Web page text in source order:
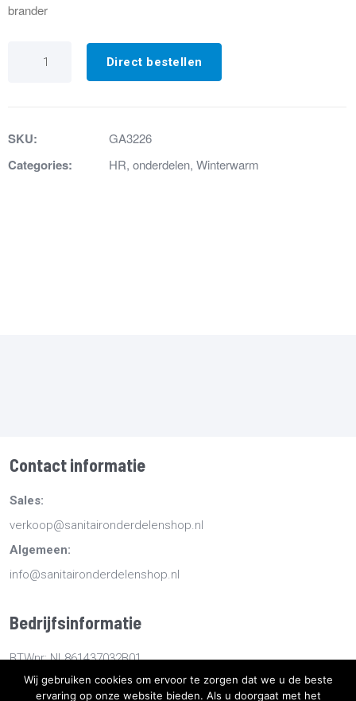
brander
BRANDER
OMBOUWSET
Direct bestellen
SKU: GA3226
Categories: HR, onderdelen, Winterwarm
Contact informatie
Sales:
verkoop@sanitaironderdelenshop.nl
Algemeen:
info@sanitaironderdelenshop.nl
Bedrijfsinformatie
BTWnr: NL861437032B01
KvKnr: 78527112
Wij gebruiken cookies om ervoor te zorgen dat we u de beste
ervaring op onze website bieden. Als u doorgaat met het